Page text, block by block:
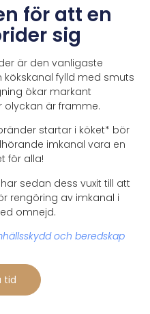
för att en
sig
är den vanligaste
fylld med smuts
ökar markant
olyckan är framme.
startar i köket* bör
imkanal vara en
för alla!
sedan dess vuxit till att
rengöring av imkanal i
omnejd.
och beredskap
tid